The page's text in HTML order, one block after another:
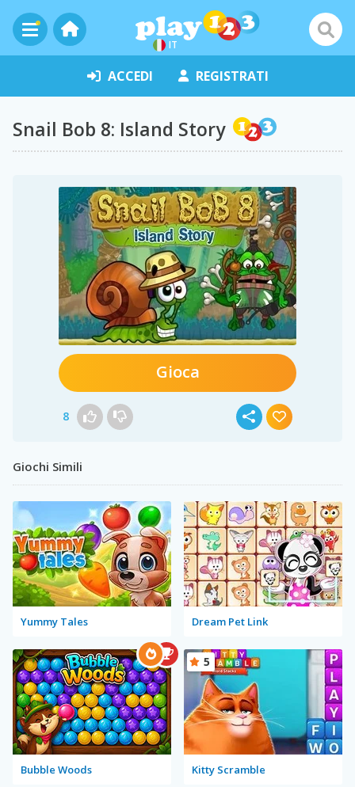
IT
ACCEDI REGISTRATI
Snail Bob 8: Island Story
Gioca
8
Giochi Simili
Yummy Tales Dream Pet Link
Bubble Woods Kitty Scramble
5